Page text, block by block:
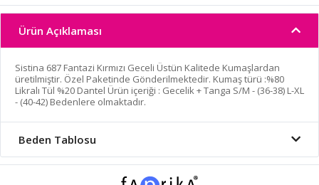
Ürün Açıklaması
Sistina 687 Fantazi Kırmızı Geceli Üstün Kalitede Kumaşlardan
üretilmiştir. Özel Paketinde Gönderilmektedir. Kumaş türü :%80
Likralı Tül %20 Dantel Ürün içeriği : Gecelik + Tanga S/M - (36-38) L-XL
- (40-42) Bedenlere olmaktadır.
Beden Tablosu